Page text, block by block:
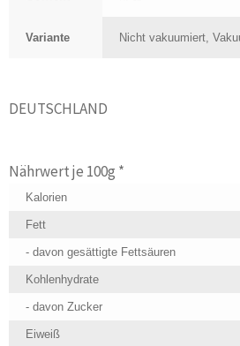
Variante Nicht vakuumiert,
DEUTSCHLAND
Nährwert je 100g *
Kalorien
Fett
- davon gesättigte Fettsäuren
Kohlenhydrate
- davon Zucker
Eiweiß